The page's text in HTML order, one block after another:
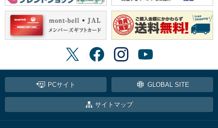
PCサイト GLOBAL SITE
サイトマップ